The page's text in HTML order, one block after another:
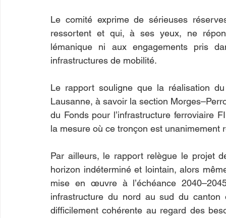
Le comité exprime de sérieuses
ressortent et qui, à ses yeux, ne
lémanique ni aux engagements pris
infrastructures de mobilité.
Le rapport souligne que la réalisation
Lausanne, à savoir la section
du Fonds pour l’infrastructure ferroviaire
la mesure où ce tronçon est unanimement
Par ailleurs, le rapport relègue le projet
horizon indéterminé et lointain, alors
mise en œuvre à l’échéance
infrastructure du nord au sud du
difficilement cohérente au regard des